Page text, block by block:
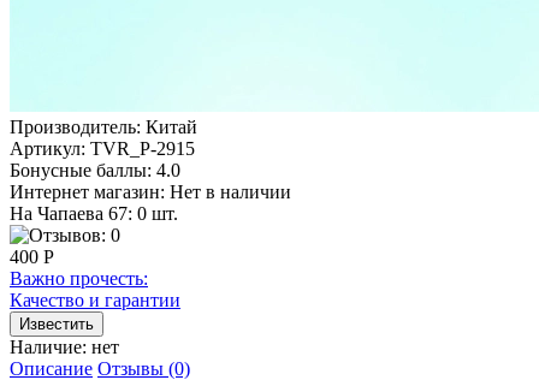
Производитель: Китай
Артикул: TVR_P-2915
Бонусные баллы: 4.0
Интернет магазин: Нет в наличии
На Чапаева 67: 0 шт.
400 Р
Важно прочесть:
Качество и гарантии
Наличие: нет
Описание Отзывы (0)